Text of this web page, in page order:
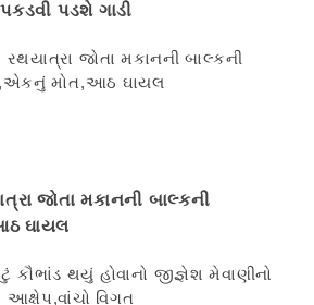
પડશે ગાડી
જોતા મકાનની બાલ્કની
ઘાયલ